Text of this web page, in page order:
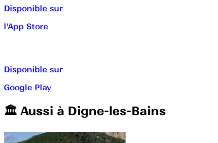
Disponible sur
l'App Store
Disponible sur
Google Play
🏛️️ Aussi à Digne-les-Bains